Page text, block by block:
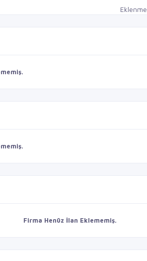
Eklenme
Firma Henüz İlan Eklememiş.